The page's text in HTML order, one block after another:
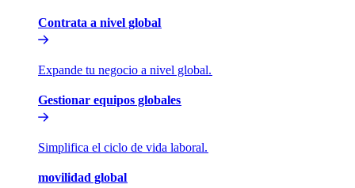
Contrata a nivel global​​
Expande tu negocio a nivel global.​​
Gestionar equipos globales​​
Simplifica el ciclo de vida laboral.​​
movilidad global​​